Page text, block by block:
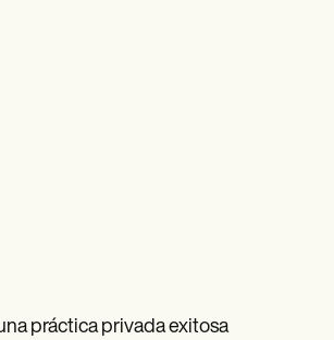
práctica privada exitosa